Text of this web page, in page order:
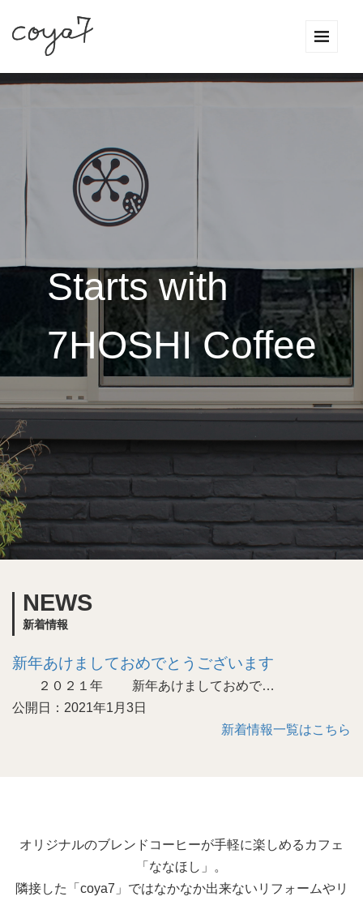
Starts with
7HOSHI Coffee
NEWS
新着情報
新年あけましておめでとうございます
２０２１年 新年あけましておめで…
公開日：2021年1月3日
新着情報一覧はこちら
オリジナルのブレンドコーヒーが手軽に楽しめるカフェ
「ななほし」。
隣接した「coya7」ではなかなか出来ないリフォームやリ